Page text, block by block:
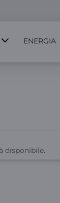
ENERGIA
disponibile.